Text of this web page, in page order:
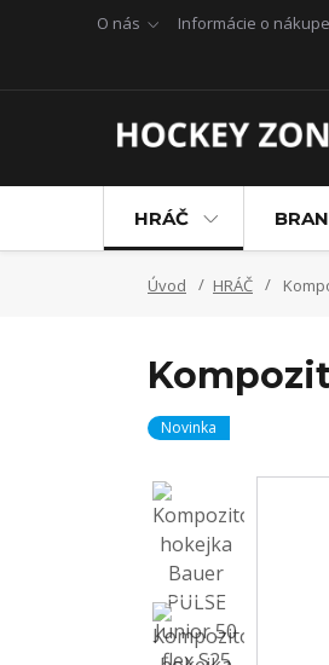
O nás Informácie o nákupe
HRÁČ
Úvod HRÁČ
Novinka